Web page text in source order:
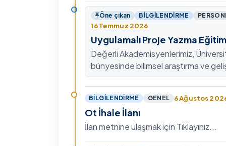
ulaşabilirsiniz.
Öne çıkan BILGILENDIRME
16 Temmuz 2026
Uygulamalı Proje Yazma
Değerli Akademisyenlerimiz,
bünyesinde bilimsel araştırma ve
kültürünü güçlendirmek, ulusal ve
fon mekanizmala…
BILGILENDIRME GENEL 6 Ağustos
Ot İhale İlanı
İlan metnine ulaşmak için Tıklayınız...